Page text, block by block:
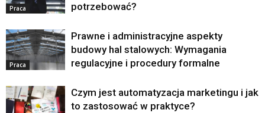
Praca
potrzebować?
Praca
Prawne i administracyjne aspekty
budowy hal stalowych: Wymagania
regulacyjne i procedury formalne
Czym jest automatyzacja marketingu i jak
to zastosować w praktyce?